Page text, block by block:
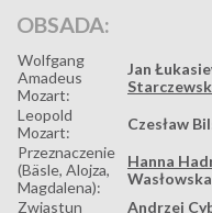
OBSADA:
Wolfgang
Amadeus
Mozart:
Jan
Leopold
Mozart:
Czesław
Przeznaczenie
(Bäsle, Alojza,
Magdalena):
Hanna
Wasłowska
Zwiastun
Andrzej